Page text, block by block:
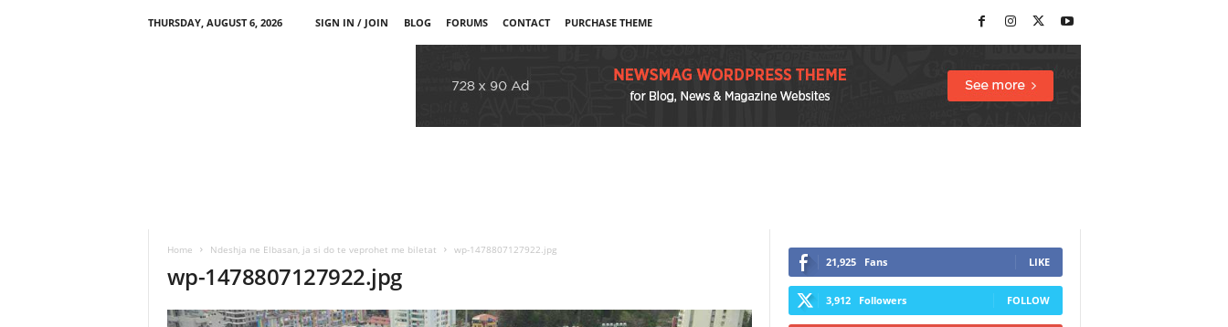
THURSDAY, AUGUST 6, 2026 SIGN IN / JOIN BLOG FORUMS CONTACT PURCHASE THEME
Home Ndeshja ne Elbasan, ja si do te veprohet me biletat wp-1478807127922.jpg
wp-1478807127922.jpg 21,925 Fans LIKE
3,912 Followers FOLLOW